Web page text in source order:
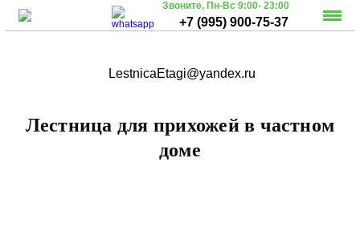
Звоните, Пн-Вс 9:00- 23:00
+7 (995) 900-75-37
LestnicaEtagi@yandex.ru
Лестница для прихожей в частном
доме